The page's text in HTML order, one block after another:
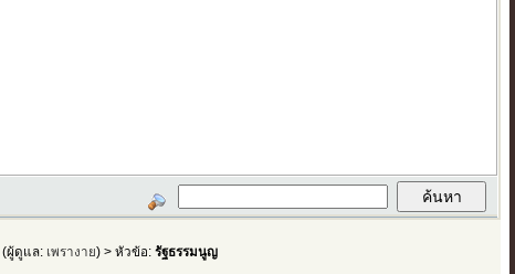
(ผู้ดูแล: เพรางาย) > หัวข้อ:รัฐธรรมนูญ